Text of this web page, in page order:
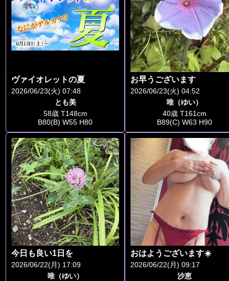
ヴァイオレットの夏
2026/06/23(火) 07:48
とも美
58歳 T148cm
B80(B) W55 H80
お早うございます
2026/06/23(火) 04:52
唯（ゆい）
40歳 T161cm
B89(C) W63 H90
今日も良い1日を
2026/06/22(月) 17:09
唯（ゆい）
おはようございます☀️
2026/06/22(月) 09:17
沙恵